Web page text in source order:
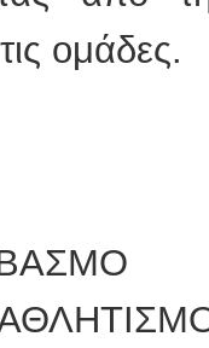
ομάδες.